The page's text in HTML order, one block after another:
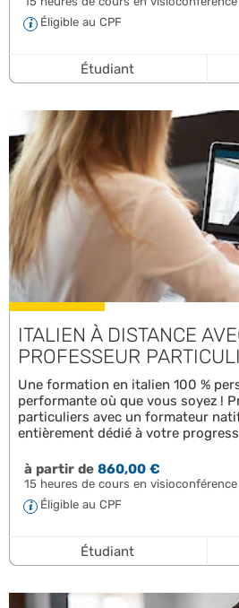
Éligible au CPF
Étudiant
ITALIEN À DISTANCE
PROFESSEUR
Une formation en italien 100 %
performante où que vous soyez !
particuliers avec un formateur
entièrement dédié à votre
à partir de860,00 €
15 heures de cours en visioconférence
Éligible au CPF
Étudiant